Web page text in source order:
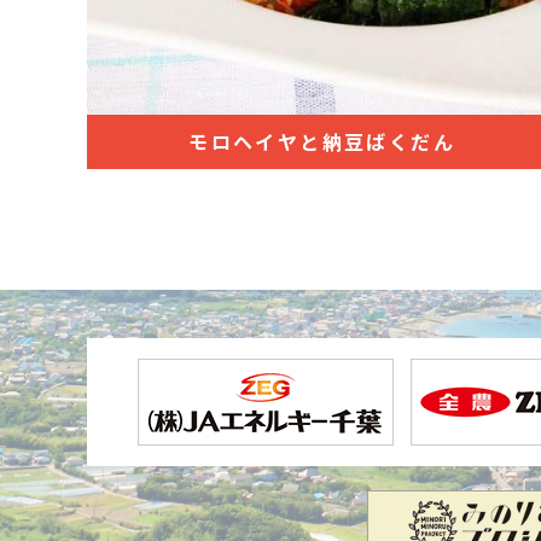
モロヘイヤと納豆ばくだん